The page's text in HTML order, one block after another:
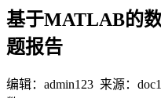
基于MATLAB的
题报告
编辑：admin123 来源：